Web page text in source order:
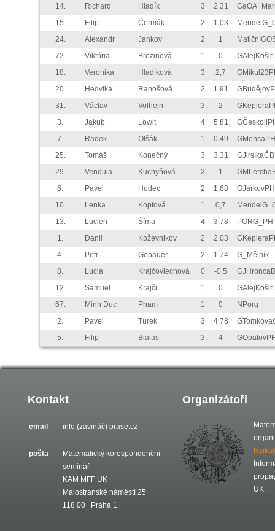
14. Richard Hladík 3 2,31
15.
Filip Čermák 2 1,03
24.
Alexandr Jankov 2 1
72.
Viktória Brezinová 1 0
GAlejKošic
18.
Veronika Hladíková 3 2,7
20.
Hedvika Ranošová 2 1,91
31.
Václav Volhejn 3 2
3.
Jakub Löwit 4 5,81
7.
Radek Olšák 1 0,49
GMensaPH
25.
Tomáš Konečný 3 3,31
GJirsíkaČB
29.
Vendula Kuchyňová 2 1
6.
Pavel Hudec 2 1,68
GJarkovPH
10.
Lenka Kopfová 1 0,7
13.
Lucien Šíma 4 3,78
PORG_PH
1.
Danil Koževnikov 2 2,03
4.
Petr Gebauer 2 1,74
G_Mělník
8.
Lucia Krajčoviechová 0 -0,5
12.
Samuel Krajči 1 0
GAlejKošic
67.
Minh Duc Pham 1 0
NPorg
2.
Pavel Turek 3 4,78
5.
Filip Bialas 3 4
Kontakt
email info (zavináč) prase.cz
pošta
Matematický korespondenční
seminář
KAM MFF UK
Malostranské náměstí 25
118 00 Praha 1
Organizátoři
UK.